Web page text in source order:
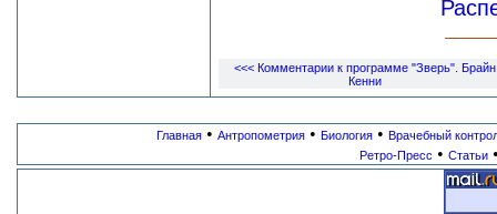
<<< Комментарии к программе "Зверь". Брайн
Кенни
Главная • Антропометрия • Биология • Врачебный
Ретро-Пресс • Статьи